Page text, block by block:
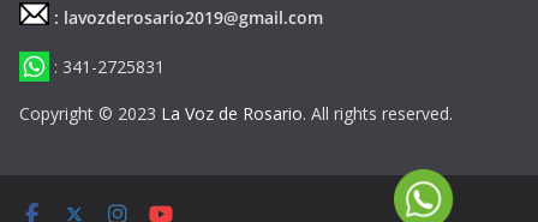
: lavozderosario2019@gmail.com
: 341-2725831
Copyright © 2023 La Voz de Rosario. All rights reserved.